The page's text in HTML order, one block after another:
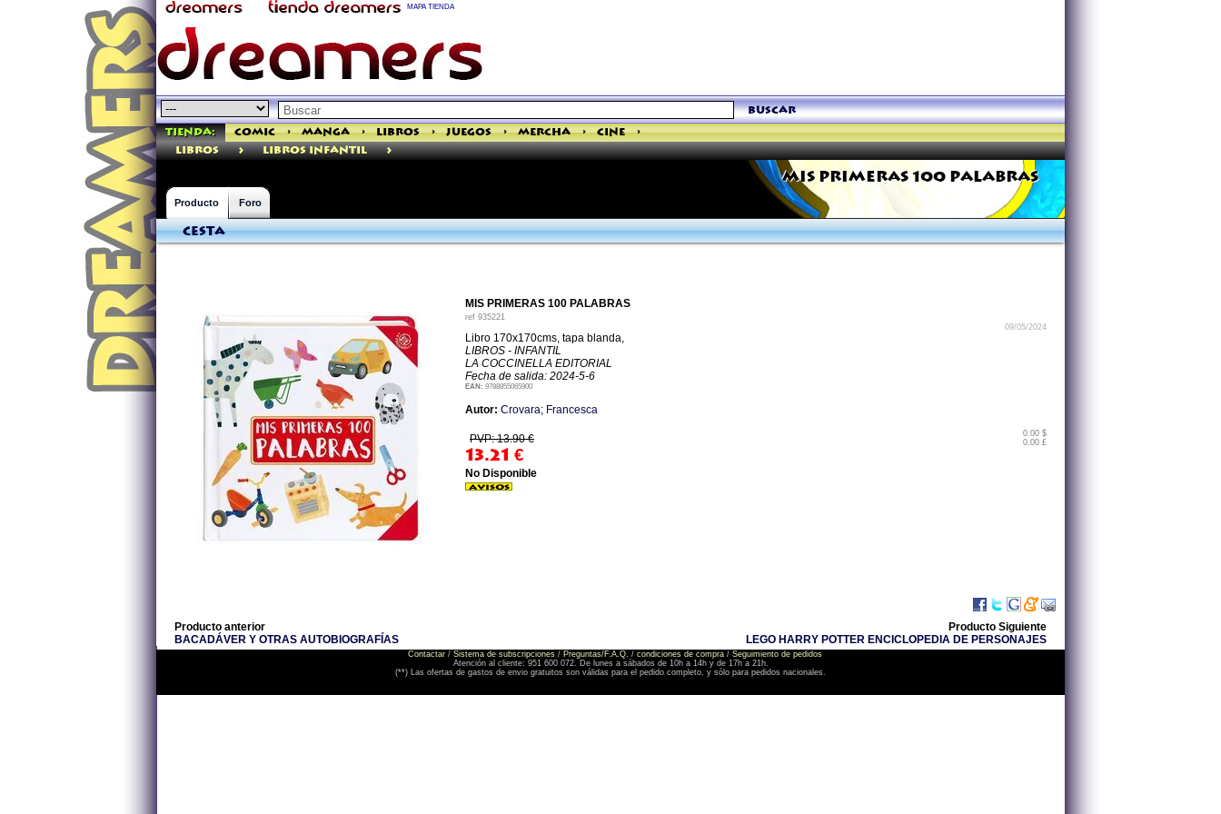
MAPA TIENDA
buscar
Tienda: Comic > Manga > Libros > Juegos > Mercha > Cine
>
libros
> Libros Infantil >
MIS PRIMERAS 100 PALABRAS
Producto Foro
Cesta
MIS PRIMERAS 100 PALABRAS
ref 935221
09/05/2024
Libro 170x170cms, tapa blanda,
LIBROS - INFANTIL
LA COCCINELLA EDITORIAL
Fecha de salida: 2024-5-6
EAN: 9788855065900
Autor: Crovara; Francesca
PVP: 13.90 €
13.21 €
0.00 $
0.00 £
No Disponible
Producto anterior
BACADÁVER Y OTRAS AUTOBIOGRAFÍAS
Producto Siguiente
LEGO HARRY POTTER ENCICLOPEDIA DE PERSONAJES
Contactar / Sistema de subscripciones / Preguntas/F.A.Q. / condiciones de compra / Seguimiento de pedidos
Atención al cliente: 951 600 072. De lunes a sábados de 10h a 14h y de 17h a 21h.
(**) Las ofertas de gastos de envio gratuitos son válidas para el pedido completo, y sólo para pedidos nacionales.